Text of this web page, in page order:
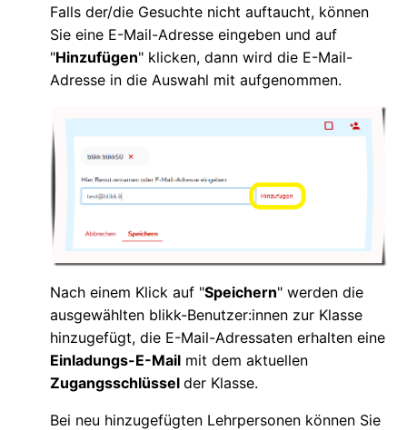
Falls der/die Gesuchte nicht auftaucht, können
Sie eine E-Mail-Adresse eingeben und auf
"Hinzufügen" klicken, dann wird die E-Mail-
Adresse in die Auswahl mit aufgenommen.
Nach einem Klick auf "Speichern" werden die
ausgewählten blikk-Benutzer:innen zur Klasse
hinzugefügt, die E-Mail-Adressaten erhalten eine
Einladungs-E-Mail mit dem aktuellen
Zugangsschlüssel der Klasse.
Bei neu hinzugefügten Lehrpersonen können Sie